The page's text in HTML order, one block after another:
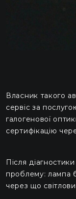
Власник такого
сервіс за
галогенової
сертифікацію
Після
проблему: лампа
через що